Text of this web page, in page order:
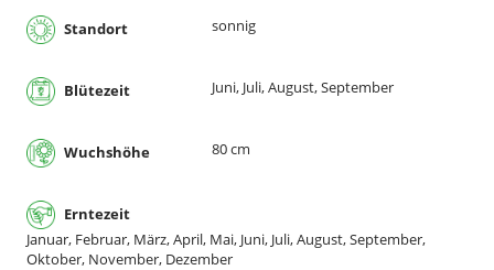
Standort sonnig
Blütezeit Juni, Juli, August, September
Wuchshöhe 80 cm
Erntezeit
Januar, Februar, März, April, Mai, Juni, Juli, August, September,
Oktober, November, Dezember